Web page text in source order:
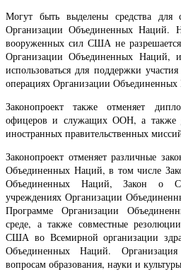
Могут быть выделены средства
Организации Объединенных Наций.
вооруженных сил США не
Организации Объединенных Наций,
использоваться для поддержки
операциях Организации
Законопроект также отменяет
офицеров и служащих ООН, а также
иностранных правительственных
Законопроект отменяет различные
Объединенных Наций, в том числе
Объединенных Наций, Закон о
учреждениях Организации
Программе Организации
среде, а также совместные
США во Всемирной организации
Объединенных Наций.
вопросам образования, науки и